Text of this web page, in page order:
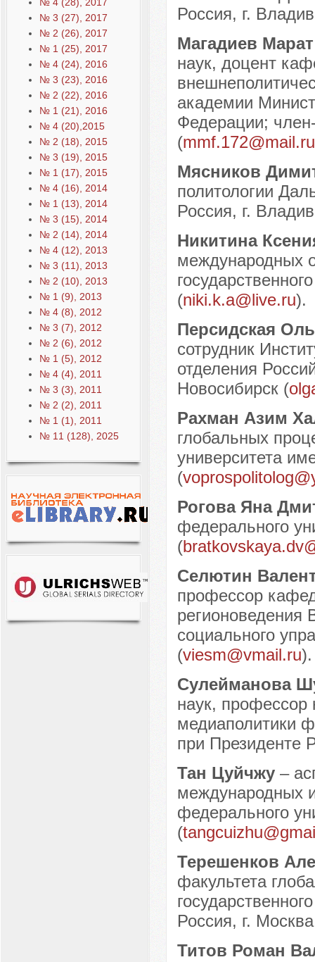
№ 3 (27), 2017
№ 2 (26), 2017
№ 1 (25), 2017
№ 4 (24), 2016
№ 3 (23), 2016
№ 2 (22), 2016
№ 1 (21), 2016
№ 4 (20),2015
№ 2 (18), 2015
№ 3 (19), 2015
№ 1 (17), 2015
№ 4 (16), 2014
№ 1 (13), 2014
№ 3 (15), 2014
№ 2 (14), 2014
№ 4 (12), 2013
№ 3 (11), 2013
№ 2 (10), 2013
№ 1 (9), 2013
№ 4 (8), 2012
№ 3 (7), 2012
№ 2 (6), 2012
№ 1 (5), 2012
№ 4 (4), 2011
№ 3 (3), 2011
№ 2 (2), 2011
№ 1 (1), 2011
№ 11 (128), 2025
Россия, г.
Магадиев
наук, доцент
академии
Федерации;
(mmf.172@mail.ru
Мясников
политологии
Россия, г.
Никитина
международных
(niki.k.a@live.ru).
Персидская
сотрудник
отделения
Новосибирск (
Рахман Азим
глобальных
университета
(
Рогова Яна
федерального
(
Селютин
профессор
регионоведения
социального
(viesm@vmail.ru).
Сулейманова
наук,
медиаполитики
при Президенте
Тан Цуйчжу –
международных
федерального
(
Терешенков
факультета
Россия, г.
Титов Роман